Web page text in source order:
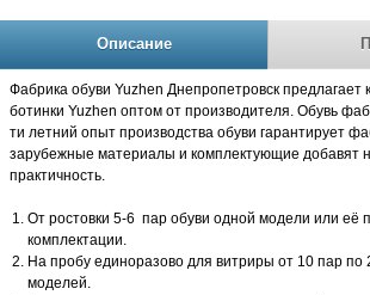
Описание
Фабрика обуви Yuzhen Днепропетровск предлагает
ботинки Yuzhen оптом от производителя. Обувь
ти летний опыт производства обуви гарантирует
зарубежные материалы и комплектующие добавят
практичность.
От ростовки 5-6 пар обуви одной модели или её
комплектации.
На пробу единоразово для витриры от 10 пар
моделей.